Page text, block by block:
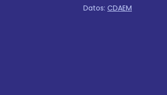
Datos: CDAEM